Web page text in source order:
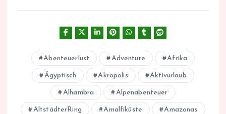
Abenteuerlust Adventure Afrika
Ägyptisch Akropolis Aktivurlaub
Alhambra Alpenabenteuer
AltstädterRing Amalfiküste Amazonas